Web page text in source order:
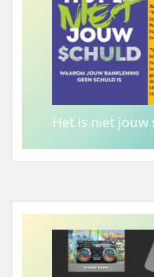
Het is niet jouw